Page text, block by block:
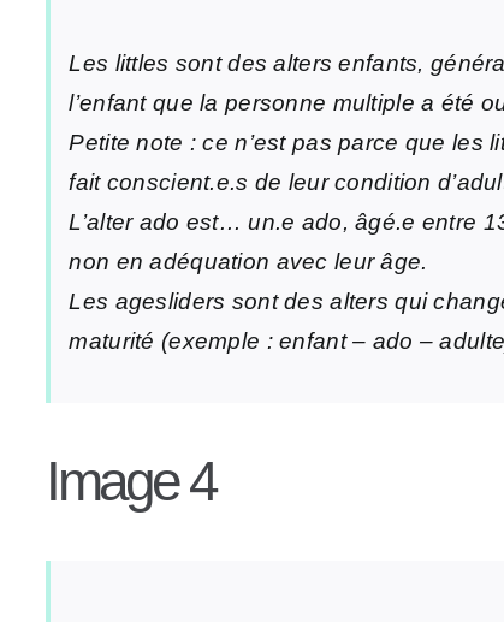
Les littles sont des alters enfants,
l’enfant que la personne multiple a été
Petite note : ce n’est pas parce que les
fait conscient.e.s de leur condition
L’alter ado est… un.e ado, âgé.e entre
non en adéquation avec leur âge.
Les agesliders sont des alters qui
maturité (exemple : enfant – ado –
Image 4